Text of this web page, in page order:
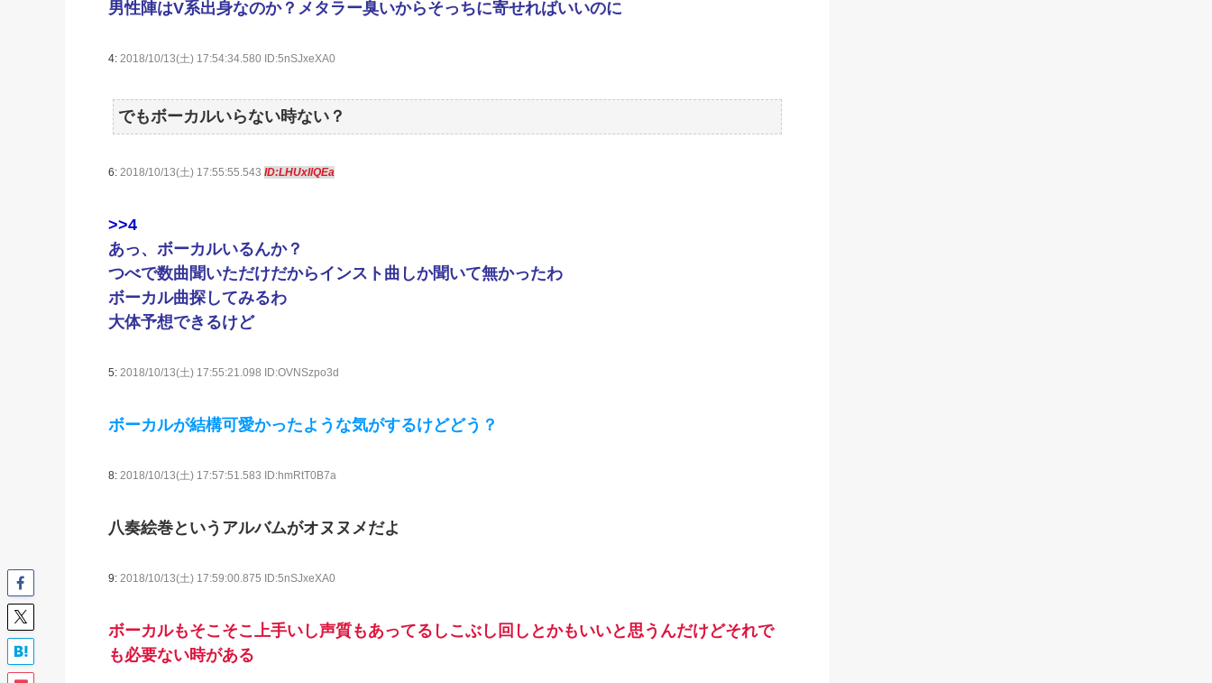
男性陣はV系出身なのか？メタラー臭いからそっちに寄せればいいのに
4: 2018/10/13(土) 17:54:34.580 ID:5nSJxeXA0
でもボーカルいらない時ない？
6: 2018/10/13(土) 17:55:55.543 ID:LHUxIlQEa
>>4
あっ、ボーカルいるんか？
つべで数曲聞いただけだからインスト曲しか聞いて無かったわ
ボーカル曲探してみるわ
大体予想できるけど
5: 2018/10/13(土) 17:55:21.098 ID:OVNSzpo3d
ボーカルが結構可愛かったような気がするけどどう？
8: 2018/10/13(土) 17:57:51.583 ID:hmRtT0B7a
八奏絵巻というアルバムがオヌヌメだよ
9: 2018/10/13(土) 17:59:00.875 ID:5nSJxeXA0
ボーカルもそこそこ上手いし声質もあってるしこぶし回しとかもいいと思うんだけどそれで
も必要ない時がある